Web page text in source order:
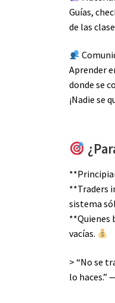
Guías,
de las
Aprender
donde se
¡Nadie se
**Traders
sistema
**Quienes
vacías.
> “No se
lo haces.”